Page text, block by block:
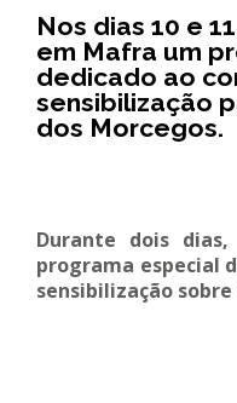
REACT
Nos dias 10 e
em Mafra um
dedicado ao
sensibilização
dos Morcegos.
Durante dois
programa especial
sensibilização